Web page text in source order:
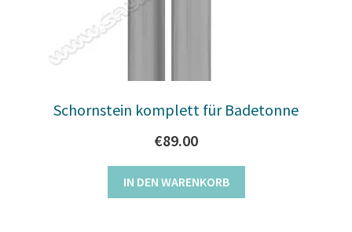
Schornstein komplett für Badetonne
€89.00
IN DEN WARENKORB